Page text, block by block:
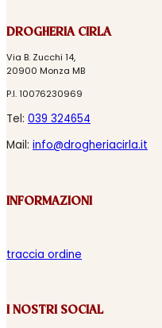
DROGHERIA CIRLA
Via B. Zucchi 14,
20900 Monza MB
P.I. 10076230969
Tel: 039 324654
Mail: info@drogheriacirla.it
INFORMAZIONI
traccia ordine
I NOSTRI SOCIAL